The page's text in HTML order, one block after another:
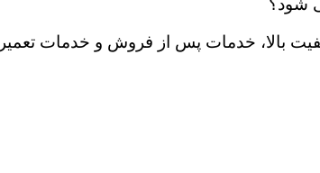
شود؟
بالا، خدمات پس از فروش و خدمات